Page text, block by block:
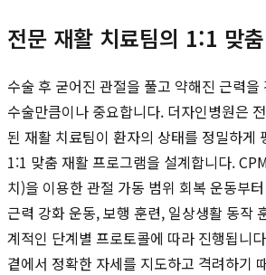
전문 재활 치료팀의 1:1 맞
수술 후 굳어진 관절을 풀고 약해진 근력
수술만큼이나 중요합니다. 더자인병원은
된 재활 치료팀이 환자의 상태를 정밀하게
1:1 맞춤 재활 프로그램을 설계합니다.
치)을 이용한 관절 가동 범위 회복 운동부
근력 강화 운동, 보행 훈련, 일상생활 동작
계적인 단계별 프로토콜에 따라 진행됩니
곁에서 정확한 자세를 지도하고 격려하기